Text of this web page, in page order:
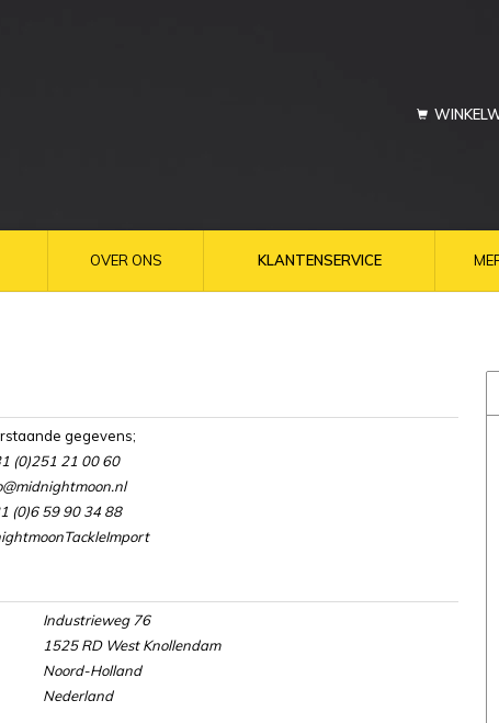
OVER ONS KLANTENSERVICE
gegevens;
(0)251 21 00 60
(0)6 59 90 34 88
Industrieweg 76
1525 RD West Knollendam
Noord-Holland
Nederland